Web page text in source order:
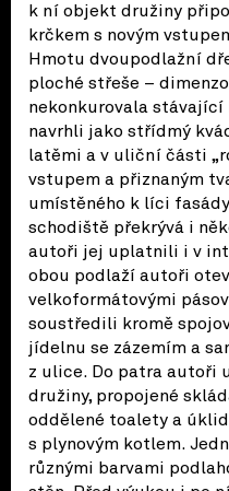
k ní objekt družiny
krčkem s novým
Hmotu dvoupodlažní
ploché střeše –
nekonkurovala stávající
navrhli jako střídmý
latěmi a v uliční části
vstupem a přiznaným
umístěného k líci
schodiště překrývá i
autoři jej uplatnili i v
obou podlaží autoři
velkoformátovými
soustředili kromě
jídelnu se zázemím a
z ulice. Do patra autoři
družiny, propojené
oddělené toalety a
s plynovým kotlem.
různými barvami